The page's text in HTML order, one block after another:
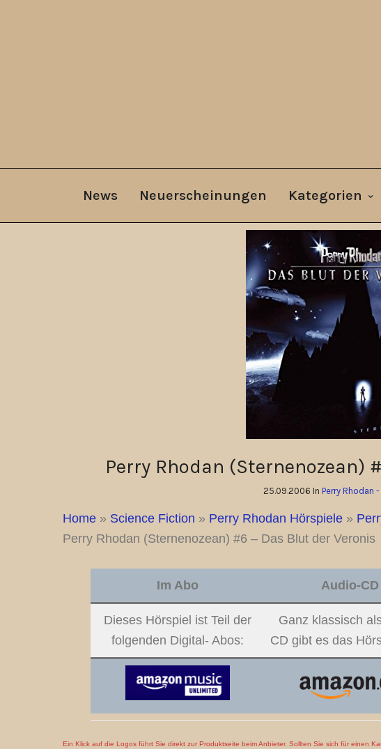
News Neuerscheinungen Kategorien
Perry Rhodan (Sternenozean)
25.09.2006 In Perry Rhodan
Home » Science Fiction » Perry Rhodan Hörspiele »
Perry Rhodan (Sternenozean) #6 – Das Blut der Veronis
Im Abo Audio-CD
Dieses Hörspiel ist Teil der
folgenden Digital- Abos:
Ganz klassisch
CD gibt es das
Ein Klick auf die Logos führt Sie direkt zur Produktseite beim Anbieter. Sollten Sie sich für einen